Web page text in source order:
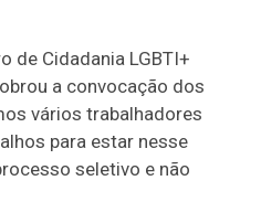
de Cidadania LGBTI+
a convocação dos
vários trabalhadores
para estar nesse
seletivo e não